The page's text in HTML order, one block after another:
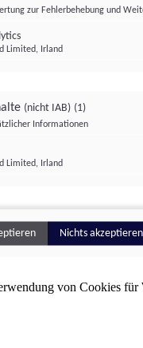
von Cookies für
zur Fehlerbehebung und
Limited, Irland
(nicht IAB) (1)
Informationen
Limited, Irland
Nichts akzeptieren